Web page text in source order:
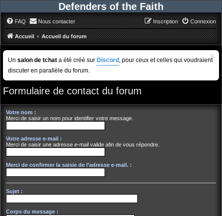
Defenders of the Faith
FAQ Nous contacter Connexion
Inscription
Accueil Accueil du forum
Un salon de tchat a été créé sur Discord , pour ceux et celles qui voudraient
discuter en parallèle du forum.
Formulaire de contact du forum
Votre nom :
Merci de saisir un nom pour identifier votre message.
Votre adresse e-mail :
Merci de saisir une adresse e-mail valide afin de vous répondre.
Merci de confirmer la saisie de l’adresse e-mail. :
Sujet :
Corps du message :